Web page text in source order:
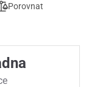
Porovnat